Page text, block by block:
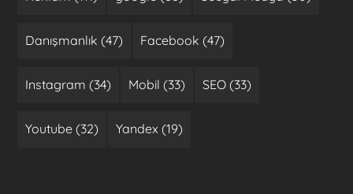
Danışmanlık (47) Facebook (47)
Instagram (34) Mobil (33) SEO (33)
Youtube (32) Yandex (19)